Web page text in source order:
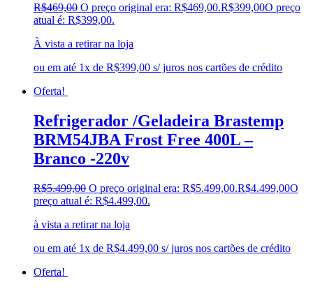
R$469,00 O preço original era: R$469,00.R$399,00O preço
atual é: R$399,00.
À vista a retirar na loja
ou em até 1x de R$399,00 s/ juros nos cartões de crédito
Oferta!
Refrigerador /Geladeira Brastemp
BRM54JBA Frost Free 400L –
Branco -220v
R$5.499,00 O preço original era: R$5.499,00.R$4.499,00O
preço atual é: R$4.499,00.
à vista a retirar na loja
ou em até 1x de R$4.499,00 s/ juros nos cartões de crédito
Oferta!